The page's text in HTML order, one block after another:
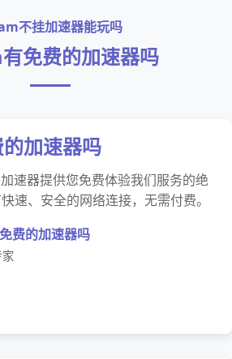
不挂加速器能玩吗
免费的加速器吗
加速器吗
速器提供您免费体验我们服务的绝
速、安全的网络连接，无需付费。
费的加速器吗